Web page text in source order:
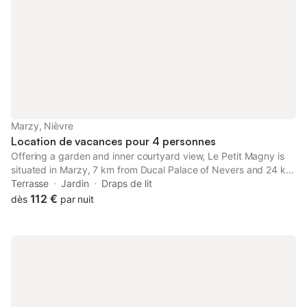
Marzy, Nièvre
Location de vacances pour 4 personnes
Offering a garden and inner courtyard view, Le Petit Magny is
situated in Marzy, 7 km from Ducal Palace of Nevers and 24 km
from Circuit Nevers Magny Cours. This property offers access
to a terrace and free private parking.
Terrasse Jardin
Draps de lit
dès 112 € par nuit